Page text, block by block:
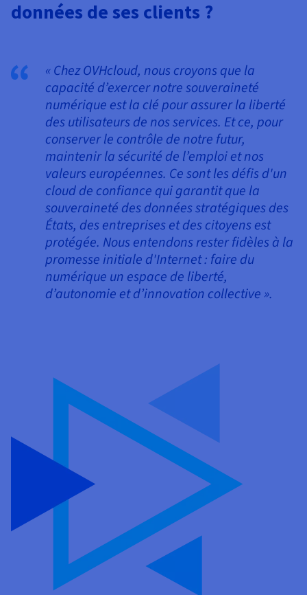
données de ses clients ?
« Chez OVHcloud, nous croyons que la
capacité d’exercer notre souveraineté
numérique est la clé pour assurer la liberté
des utilisateurs de nos services. Et ce, pour
conserver le contrôle de notre futur,
maintenir la sécurité de l’emploi et nos
valeurs européennes. Ce sont les défis d'un
cloud de confiance qui garantit que la
souveraineté des données stratégiques des
États, des entreprises et des citoyens est
protégée. Nous entendons rester fidèles à la
promesse initiale d'Internet : faire du
numérique un espace de liberté,
d’autonomie et d’innovation collective ».